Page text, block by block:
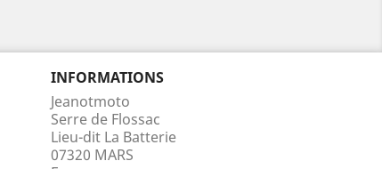
INFORMATIONS
Jeanotmoto
Serre de Flossac
Lieu-dit La Batterie
07320 MARS